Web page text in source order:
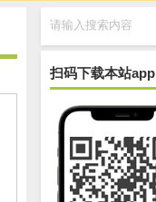
请输入搜索内容
扫码下载本站app